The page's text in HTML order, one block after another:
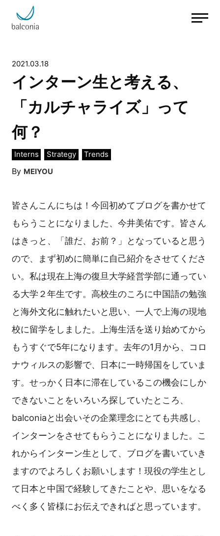
2021.03.18
インターン生と考える、
「カルチャライズ」って
何？
Interns Strategy Trends
By MEIYOU
皆さんこんにちは！今回初めてブログを書かせて
もらうことになりました、今井美佑です。皆さん
はきっと、「誰だ、お前？」となっていると思う
ので、まず初めに簡単に自己紹介をさせてくださ
い。私は現在上海の復旦大学経営学部に通ってい
る大学２年生です。高校生のころに中国語の勉強
と海外文化に触れたいと思い、一人で上海の現地
校に留学をしました。上海生活を送り始めてから
もうすぐで5年になります。去年の1月から、コロ
ナウィルスの影響で、日本に一時帰国をしていま
す。せっかく日本に滞在しているこの機会にしか
できないことをいろいろ探していたところ、
balconiaと出会いその企業理念にとても共感し、
インターンをさせてもらうことになりました。こ
れからインターン生として、ブログを書いていき
ますのでよろしくお願いします！現役の学生とし
て日本と中国で経験してきたことや、思いをなる
べく多く皆様にお伝えできればと思っています。